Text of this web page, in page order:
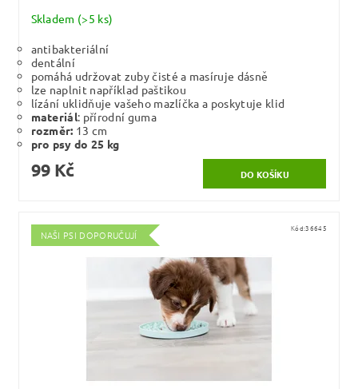
Skladem (>5 ks)
antibakteriální
dentální
pomáhá udržovat zuby čisté a masíruje dásně
lze naplnit například paštikou
lízání uklidňuje vašeho mazlíčka a poskytuje klid
materiál: přírodní guma
rozměr: 13 cm
pro psy do 25 kg
99 Kč
NAŠI PSI DOPORUČUJÍ
Kód:36645